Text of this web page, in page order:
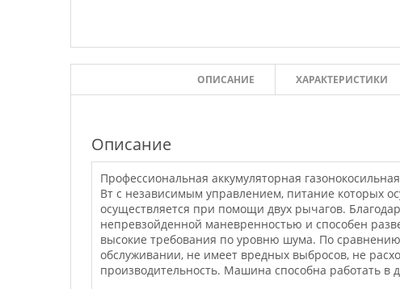
ОПИСАНИЕ ХАРАКТЕРИСТИКИ
Описание
Профессиональная аккумуляторная
Вт с независимым управлением, питание которых
осуществляется при помощи двух рычагов.
непревзойденной маневренностью и способен
высокие требования по уровню шума. По
обслуживании, не имеет вредных выбросов, не
производительность. Машина способна работать